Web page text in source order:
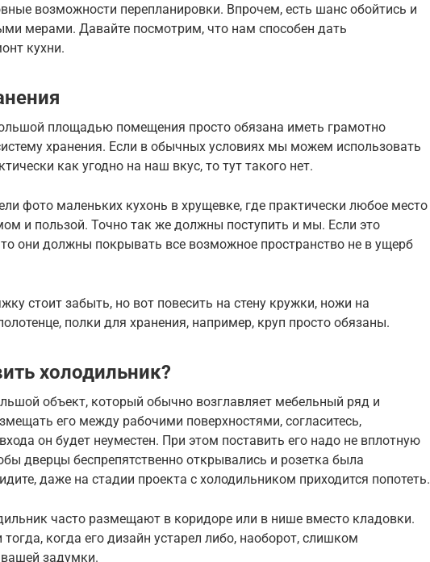
возможности перепланировки. Впрочем, есть шанс обойтись и
мерами. Давайте посмотрим, что нам способен дать
кухни.
площадью помещения просто обязана иметь грамотно
хранения. Если в обычных условиях мы можем использовать
как угодно на наш вкус, то тут такого нет.
фото маленьких кухонь в хрущевке, где практически любое место
и пользой. Точно так же должны поступить и мы. Если это
они должны покрывать все возможное пространство не в ущерб
стоит забыть, но вот повесить на стену кружки, ножи на
полки для хранения, например, круп просто обязаны.
холодильник?
объект, который обычно возглавляет мебельный ряд и
его между рабочими поверхностями, согласитесь,
он будет неуместен. При этом поставить его надо не вплотную
дверцы беспрепятственно открывались и розетка была
даже на стадии проекта с холодильником приходится попотеть.
часто размещают в коридоре или в нише вместо кладовки.
когда его дизайн устарел либо, наоборот, слишком
задумки.